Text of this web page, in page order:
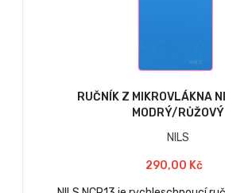
RUČNÍK Z MIKROVLÁKNA
MODRÝ/RŮŽOVÝ
NILS
290,00 Kč